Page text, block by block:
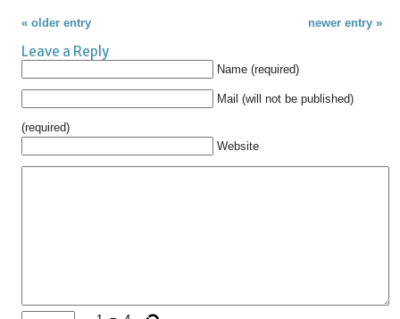
« older entry newer entry »
Leave a Reply
Name (required)
Mail (will not be published)
(required)
Website